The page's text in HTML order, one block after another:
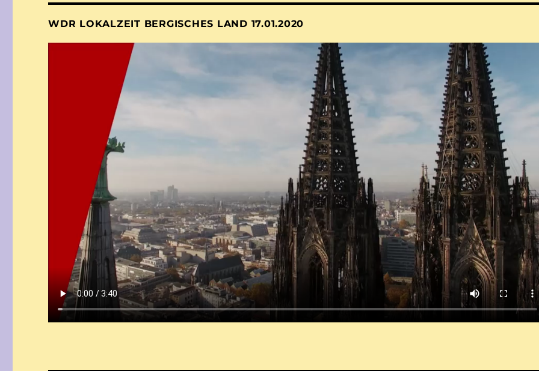
WDR LOKALZEIT BERGISCHES LAND 17.01.2020